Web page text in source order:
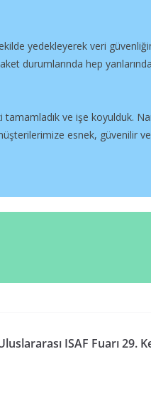
yedekleyerek veri
durumlarında hep
ve işe koyulduk.
esnek, güvenilir
ISAF Fuarı 29.